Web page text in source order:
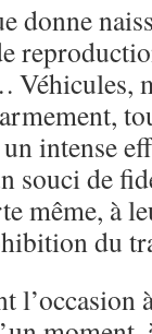
intense
souci de
même, à
du
l’occasion